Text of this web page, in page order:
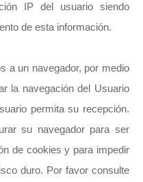
IP del usuario siendo
de esta información.
a un navegador, por medio
la navegación del Usuario
permita su recepción.
su navegador para ser
de cookies y para impedir
duro. Por favor consulte